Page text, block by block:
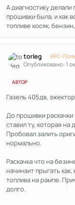
А диагностику
прошивки была, и как
топливе косяк,
torleg APC-
Опубликовано:1
АВТОР
Газель 405дв,
До прошивки
ставил ту, которая
Пробовал залить
нормально.
Раскачка что на
начинаит прыгать
топлива на рампе.
долго.